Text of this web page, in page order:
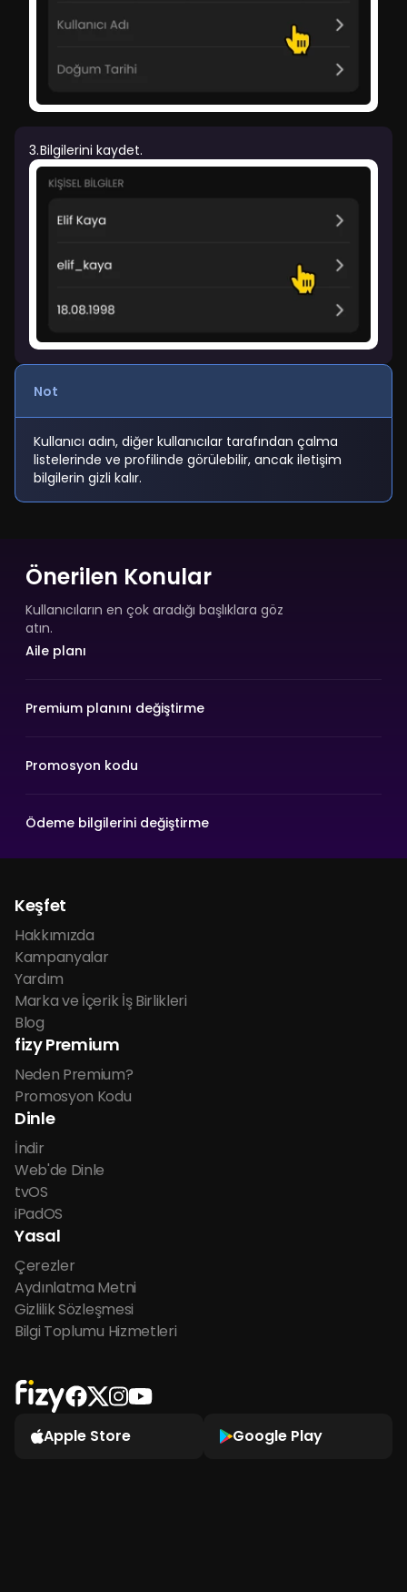
3.Bilgilerini kaydet.
Not
Kullanıcı adın, diğer kullanıcılar tarafından çalma
listelerinde ve profilinde görülebilir, ancak iletişim
bilgilerin gizli kalır.
Önerilen Konular
Kullanıcıların en çok aradığı başlıklara göz
atın.
Aile planı
Premium planını değiştirme
Promosyon kodu
Ödeme bilgilerini değiştirme
Keşfet
Hakkımızda
Kampanyalar
Yardım
Marka ve İçerik İş Birlikleri
Blog
fizy Premium
Neden Premium?
Promosyon Kodu
Dinle
İndir
Web'de Dinle
tvOS
iPadOS
Yasal
Çerezler
Aydınlatma Metni
Gizlilik Sözleşmesi
Bilgi Toplumu Hizmetleri
Apple Store Google Play